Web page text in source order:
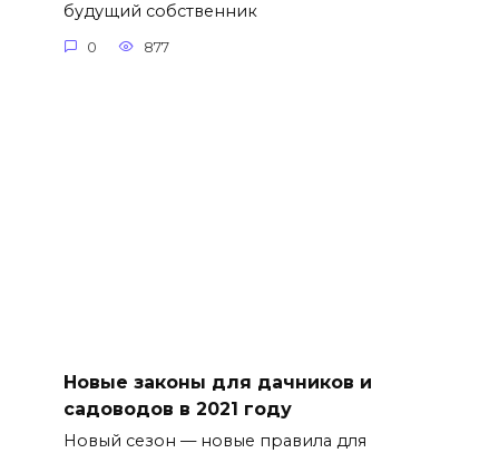
будущий собственник
0 877
Новые законы для дачников и
садоводов в 2021 году
Новый сезон — новые правила для